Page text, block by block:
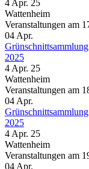
4 Apr. 25
Wattenheim
Veranstaltungen am
04 Apr.
2025
4 Apr. 25
Wattenheim
Veranstaltungen am
04 Apr.
2025
4 Apr. 25
Wattenheim
Veranstaltungen am
04 Apr.